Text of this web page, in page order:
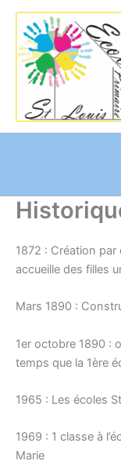
Aller
contenu
1872 : Création par
accueille des filles
Mars 1890 :
1er octobre 1890 :
temps que la 1ère
1965 : Les écoles
1969 : 1 classe à
Marie